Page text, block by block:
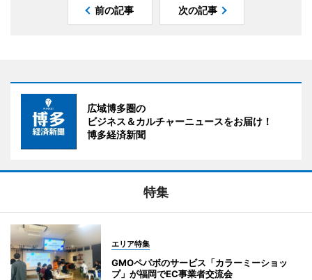
前の記事 次の記事
広域博多圏の
ビジネス＆カルチャーニュースをお届け！
博多経済新聞
特集
エリア特集
GMOペパボのサービス「カラーミーショッ
プ」が福岡でEC事業者交流会